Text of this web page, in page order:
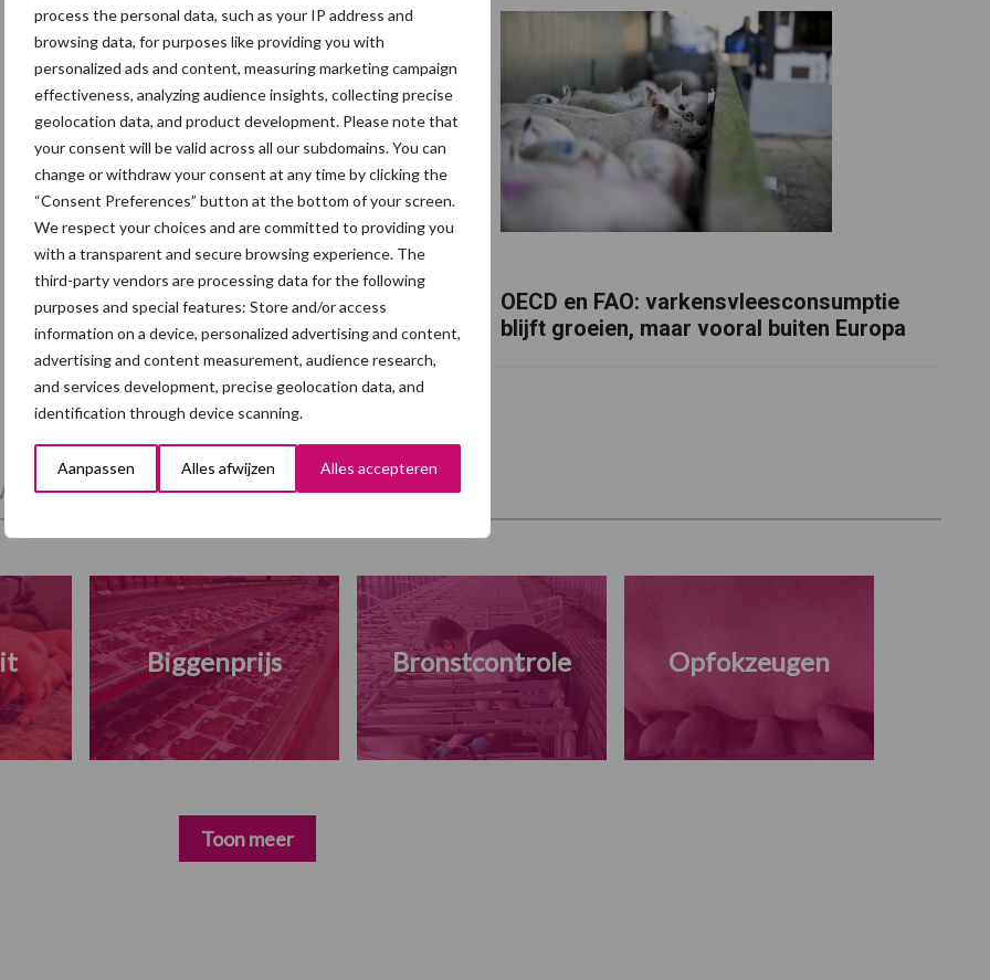
process the personal data, such as your IP address and
browsing data, for purposes like providing you with
personalized ads and content, measuring marketing campaign
effectiveness, analyzing audience insights, collecting precise
geolocation data, and product development. Please note that
your consent will be valid across all our subdomains. You can
change or withdraw your consent at any time by clicking the
“Consent Preferences” button at the bottom of your screen.
We respect your choices and are committed to providing you
with a transparent and secure browsing experience. The
third-party vendors are processing data for the following
purposes and special features: Store and/or access
information on a device, personalized advertising and content,
advertising and content measurement, audience research,
and services development, precise geolocation data, and
identification through device scanning.
Aanpassen Alles afwijzen Alles accepteren
Brazilië vestigt exportrecord voor
varkensvlees in mei
OECD en FAO: varkensvleesconsumptie
blijft groeien, maar vooral buiten Europa
en regelgeving Mest Varkensvoer
Biggenprijs Bronstcontrole Opfokzeugen
Toon meer